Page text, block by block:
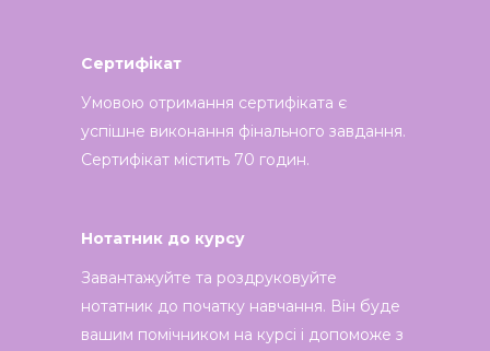
Сертифікат
Умовою отримання сертифіката є
успішне виконання фінального завдання.
Сертифікат містить 70 годин.
Нотатник до курсу
Завантажуйте та роздруковуйте
нотатник до початку навчання. Він буде
вашим помічником на курсі і допоможе з